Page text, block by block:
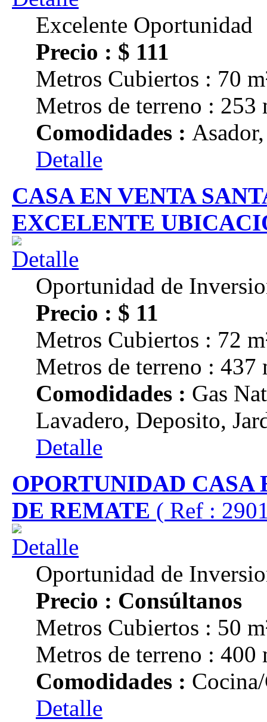
Excelente Oportunidad
Precio : $ 111
Metros Cubiertos : 70
Metros de terreno : 253
Comodidades :
Detalle
CASA EN VENTA
EXCELENTE
Oportunidad de
Precio : $ 11
Metros Cubiertos : 72
Metros de terreno : 437
Comodidades : Gas
Lavadero, Deposito,
Detalle
OPORTUNIDAD CASA
DE REMATE ( Ref :
Oportunidad de
Precio : Consúltanos
Metros Cubiertos : 50
Metros de terreno : 400
Comodidades :
Detalle